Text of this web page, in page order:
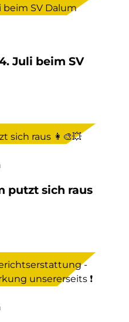
Juli beim SV
putzt sich raus